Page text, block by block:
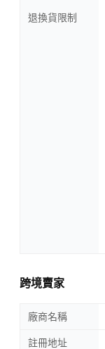
退換貨限制
跨境賣家
廠商名稱
註冊地址